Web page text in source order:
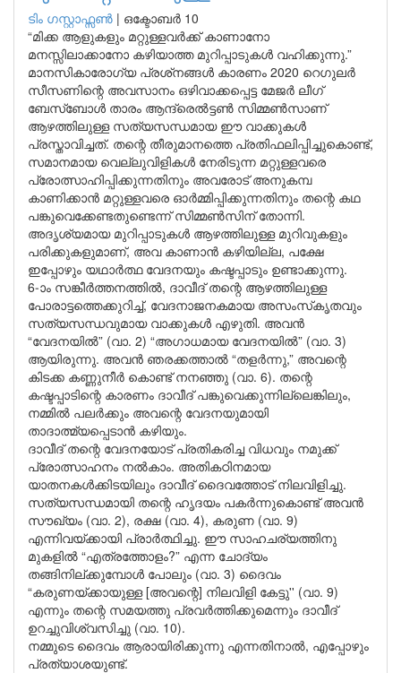
ടിം ഗസ്റ്റാഫ്സണ്‍ | ഒക്ടോബർ 10
“മിക്ക ആളുകളും മറ്റുള്ളവർക്ക് കാണാനോ
മനസ്സിലാക്കാനോ കഴിയാത്ത മുറിപ്പാടുകൾ വഹിക്കുന്നു.”
മാനസികാരോഗ്യ പ്രശ്‌നങ്ങൾ കാരണം 2020 റെഗുലർ
സീസണിന്റെ അവസാനം ഒഴിവാക്കപ്പെട്ട മേജർ ലീഗ്
ബേസ്‌ബോൾ താരം ആന്ദ്രെൽട്ടൺ സിമ്മൺസാണ്
ആഴത്തിലുള്ള സത്യസന്ധമായ ഈ വാക്കുകൾ
പ്രസ്താവിച്ചത്. തന്റെ തീരുമാനത്തെ പ്രതിഫലിപ്പിച്ചുകൊണ്ട്,
സമാനമായ വെല്ലുവിളികൾ നേരിടുന്ന മറ്റുള്ളവരെ
പ്രോത്സാഹിപ്പിക്കുന്നതിനും അവരോട് അനുകമ്പ
കാണിക്കാൻ മറ്റുള്ളവരെ ഓർമ്മിപ്പിക്കുന്നതിനും തന്റെ കഥ
പങ്കുവെക്കേണ്ടതുണ്ടെന്ന് സിമ്മൺസിന് തോന്നി.
അദൃശ്യമായ മുറിപ്പാടുകൾ ആഴത്തിലുള്ള മുറിവുകളും
പരിക്കുകളുമാണ്, അവ കാണാൻ കഴിയില്ല, പക്ഷേ
ഇപ്പോഴും യഥാർത്ഥ വേദനയും കഷ്ടപ്പാടും ഉണ്ടാക്കുന്നു.
6-ാം സങ്കീർത്തനത്തിൽ, ദാവീദ് തന്റെ ആഴത്തിലുള്ള
പോരാട്ടത്തെക്കുറിച്ച്, വേദനാജനകമായ അസംസ്‌കൃതവും
സത്യസന്ധവുമായ വാക്കുകൾ എഴുതി. അവൻ
“വേദനയിൽ” (വാ. 2) “അഗാധമായ വേദനയിൽ” (വാ. 3)
ആയിരുന്നു. അവൻ ഞരക്കത്താൽ “തളർന്നു,” അവന്റെ
കിടക്ക കണ്ണുനീർ കൊണ്ട് നനഞ്ഞു (വാ. 6). തന്റെ
കഷ്ടപ്പാടിന്റെ കാരണം ദാവീദ് പങ്കുവെക്കുന്നില്ലെങ്കിലും,
നമ്മിൽ പലർക്കും അവന്റെ വേദനയുമായി
താദാത്മ്യപ്പെടാൻ കഴിയും.
ദാവീദ് തന്റെ വേദനയോട് പ്രതികരിച്ച വിധവും നമുക്ക്
പ്രോത്സാഹനം നൽകാം. അതികഠിനമായ
യാതനകൾക്കിടയിലും ദാവീദ് ദൈവത്തോട് നിലവിളിച്ചു.
സത്യസന്ധമായി തന്റെ ഹൃദയം പകർന്നുകൊണ്ട് അവൻ
സൗഖ്യം (വാ. 2), രക്ഷ (വാ. 4), കരുണ (വാ. 9)
എന്നിവയ്ക്കായി പ്രാർത്ഥിച്ചു. ഈ സാഹചര്യത്തിനു
മുകളിൽ “എത്രത്തോളം?” എന്ന ചോദ്യം
തങ്ങിനില്ക്കുമ്പോൾ പോലും (വാ. 3) ദൈവം
“കരുണയ്ക്കായുള്ള [അവന്റെ] നിലവിളി കേട്ടു'' (വാ. 9)
എന്നും തന്റെ സമയത്തു പ്രവർത്തിക്കുമെന്നും ദാവീദ്
ഉറച്ചുവിശ്വസിച്ചു (വാ. 10).
നമ്മുടെ ദൈവം ആരായിരിക്കുന്നു എന്നതിനാൽ, എപ്പോഴും
പ്രത്യാശയുണ്ട്.